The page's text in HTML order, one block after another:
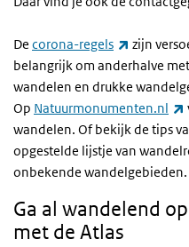
De corona-regels (externe
zijn
belangrijk om anderhalve
wandelen en drukke
Op Natuurmonumenten.nl
wandelen. Of bekijk de tips
opgestelde lijstje van
onbekende wandelgebieden.
Ga al wandelend
met de Atlas